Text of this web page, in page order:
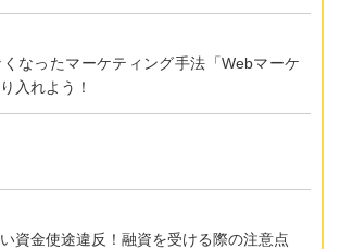
なったマーケティング手法「Webマーケ
入れよう！
資金使途違反！融資を受ける際の注意点